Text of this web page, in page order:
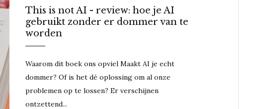
This is not AI - review: hoe je AI
gebruikt zonder er dommer van te
worden
Waarom dit boek ons opviel Maakt AI je echt
dommer? Of is het dé oplossing om al onze
problemen op te lossen? Er verschijnen
ontzettend...